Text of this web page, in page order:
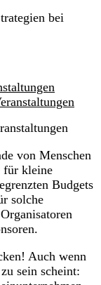
bei
von Menschen
für kleine
Budgets
solche
Auch wenn
sein scheint: